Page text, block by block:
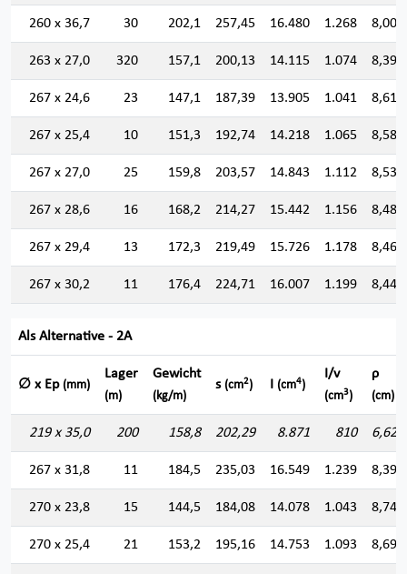
260 x 36,7 30 202,1 257,45 16.480 1.268 8,000
263 x 27,0 320 157,1 200,13 14.115 1.074 8,398
267 x 24,6 23 147,1 187,39 13.905 1.041 8,614
267 x 25,4 10 151,3 192,74 14.218 1.065 8,588
267 x 27,0 25 159,8 203,57 14.843 1.112 8,538
267 x 28,6 16 168,2 214,27 15.442 1.156 8,489
267 x 29,4 13 172,3 219,49 15.726 1.178 8,464
267 x 30,2 11 176,4 224,71 16.007 1.199 8,440
Als Alternative - 2A
∅ x Ep (mm)
Lager
(m)
Gewicht
(kg/m)
s (cm2) I (cm4)
I/v
(cm3)
ρ
(cm)
219 x 35,0 200 158,8 202,29 8.871 810 6,622
267 x 31,8 11 184,5 235,03 16.549 1.239 8,391
270 x 23,8 15 144,5 184,08 14.078 1.043 8,745
270 x 25,4 21 153,2 195,16 14.753 1.093 8,694